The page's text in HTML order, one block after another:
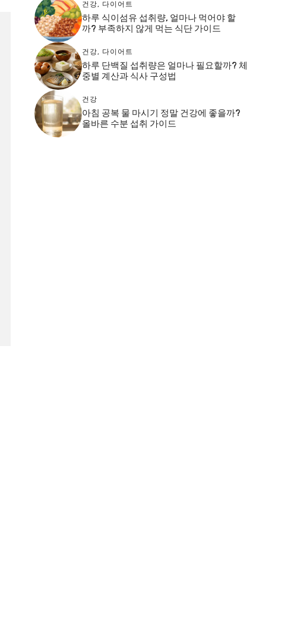
건강, 다이어트
하루 식이섬유 섭취량, 얼마나 먹어야 할
까? 부족하지 않게 먹는 식단 가이드
건강, 다이어트
하루 단백질 섭취량은 얼마나 필요할까? 체
중별 계산과 식사 구성법
건강
아침 공복 물 마시기 정말 건강에 좋을까?
올바른 수분 섭취 가이드